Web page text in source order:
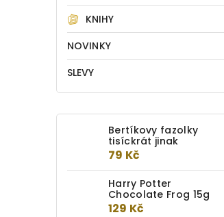
KNIHY
NOVINKY
SLEVY
Bertíkovy fazolky
tisíckrát jinak
79 Kč
Harry Potter
Chocolate Frog 15g
129 Kč